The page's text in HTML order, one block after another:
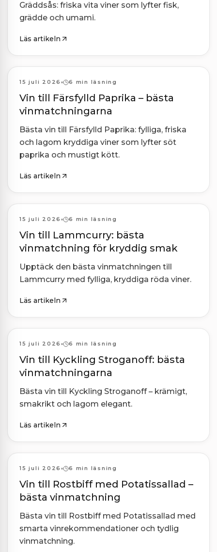
Gräddsås: friska vita viner som lyfter fisk,
grädde och umami.
Läs artikeln
Kombinationer
15 juli 2026 6 min läsning
Vin till Färsfylld Paprika – bästa
vinmatchningarna
Bästa vin till Färsfylld Paprika: fylliga, friska
och lagom kryddiga viner som lyfter söt
paprika och mustigt kött.
Läs artikeln
Kombinationer
15 juli 2026 6 min läsning
Vin till Lammcurry: bästa
vinmatchning för kryddig smak
Upptäck den bästa vinmatchningen till
Lammcurry med fylliga, kryddiga röda viner.
Läs artikeln
Kombinationer
15 juli 2026 6 min läsning
Vin till Kyckling Stroganoff: bästa
vinmatchningarna
Bästa vin till Kyckling Stroganoff – krämigt,
smakrikt och lagom elegant.
Läs artikeln
Kombinationer
15 juli 2026 6 min läsning
Vin till Rostbiff med Potatissallad –
bästa vinmatchning
Bästa vin till Rostbiff med Potatissallad med
smarta vinrekommendationer och tydlig
vinmatchning.